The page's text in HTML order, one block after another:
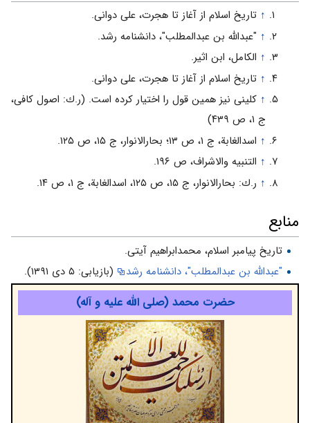
↑ تاریخ اسلام از آغاز تا هجرت، علی دوانی.
↑ "عبدالله بن عبدالمطلب"، دانشنامه رشد.
↑ الكامل، ابن اثیر.
↑ تاریخ اسلام از آغاز تا هجرت، علی دوانی.
↑ كلينى نيز همين قول را اختيار كرده است. (ر.ك: اصول كافى،
ج ۱، ص ۴۳۹)
↑ اسدالغابة، ج ۱، ص ۱۳؛ بحارالانوار، ج ۱۵، ص ۱۲۵.
↑ التنبيه والاشراف، ص ۱۹۶.
↑ ر.ك: بحارالانوار، ج ۱۵، ص ۱۲۵، اسدالغابة، ج ۱، ص ۱۴.
منابع
تاريخ پيامبر اسلام، محمدابراهیم آیتی.
"عبدالله بن عبدالمطلب"، دانشنامه رشد
(بازیابی: ۵ دی ۱۳۹۱).
حضرت محمد (صلی الله علیه و آله)